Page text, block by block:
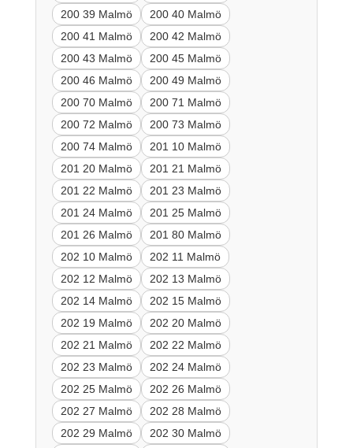
200 39 Malmö
200 40 Malmö
200 41 Malmö
200 42 Malmö
200 43 Malmö
200 45 Malmö
200 46 Malmö
200 49 Malmö
200 70 Malmö
200 71 Malmö
200 72 Malmö
200 73 Malmö
200 74 Malmö
201 10 Malmö
201 20 Malmö
201 21 Malmö
201 22 Malmö
201 23 Malmö
201 24 Malmö
201 25 Malmö
201 26 Malmö
201 80 Malmö
202 10 Malmö
202 11 Malmö
202 12 Malmö
202 13 Malmö
202 14 Malmö
202 15 Malmö
202 19 Malmö
202 20 Malmö
202 21 Malmö
202 22 Malmö
202 23 Malmö
202 24 Malmö
202 25 Malmö
202 26 Malmö
202 27 Malmö
202 28 Malmö
202 29 Malmö
202 30 Malmö